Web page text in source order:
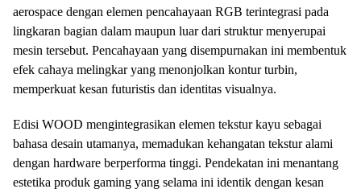
aerospace dengan elemen pencahayaan RGB terintegrasi pada
lingkaran bagian dalam maupun luar dari struktur menyerupai
mesin tersebut. Pencahayaan yang disempurnakan ini membentuk
efek cahaya melingkar yang menonjolkan kontur turbin,
memperkuat kesan futuristis dan identitas visualnya.
Edisi WOOD mengintegrasikan elemen tekstur kayu sebagai
bahasa desain utamanya, memadukan kehangatan tekstur alami
dengan hardware berperforma tinggi. Pendekatan ini menantang
estetika produk gaming yang selama ini identik dengan kesan